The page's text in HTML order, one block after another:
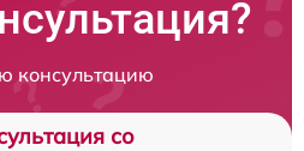
консультацию
со